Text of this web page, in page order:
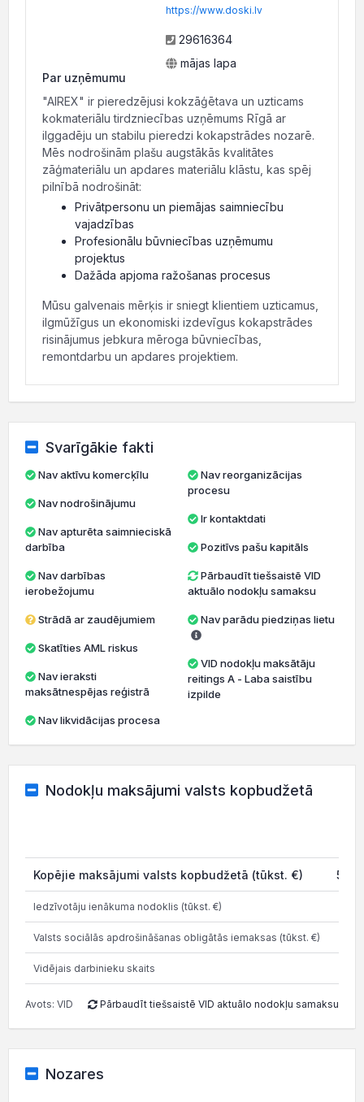
https://www.doski.lv
29616364
mājas lapa
Par uzņēmumu
"AIREX" ir pieredzējusi kokzāģētava un uzticams
kokmateriālu tirdzniecības uzņēmums Rīgā ar
ilggadēju un stabilu pieredzi kokapstrādes nozarē.
Mēs nodrošinām plašu augstākās kvalitātes
zāģmateriālu un apdares materiālu klāstu, kas spēj
pilnībā nodrošināt:
Privātpersonu un piemājas saimniecību
vajadzības
Profesionālu būvniecības uzņēmumu
projektus
Dažāda apjoma ražošanas procesus
Mūsu galvenais mērķis ir sniegt klientiem uzticamus,
ilgmūžīgus un ekonomiski izdevīgus kokapstrādes
risinājumus jebkura mēroga būvniecības,
remontdarbu un apdares projektiem.
Svarīgākie fakti
Nav aktīvu komercķīlu
Nav nodrošinājumu
darbība
ierobežojumu
Strādā ar zaudējumiem
Skatīties AML riskus
maksātnespējas reģistrā
Nav likvidācijas procesa
Nav reorganizācijas
procesu
Ir kontaktdati
Pozitīvs pašu kapitāls
Pārbaudīt tiešsaistē VID
aktuālo nodokļu samaksu
Nav parādu piedziņas lietu
VID nodokļu maksātāju
reitings A - Laba saistību
izpilde
Nodokļu maksājumi valsts kopbudžetā
Kopējie maksājumi valsts kopbudžetā (tūkst. €)
Iedzīvotāju ienākuma nodoklis (tūkst. €)
Valsts sociālās apdrošināšanas obligātās iemaksas (tūkst. €)
Vidējais darbinieku skaits
Avots: VID Pārbaudīt tiešsaistē VID aktuālo nodokļu samaksu
Nozares